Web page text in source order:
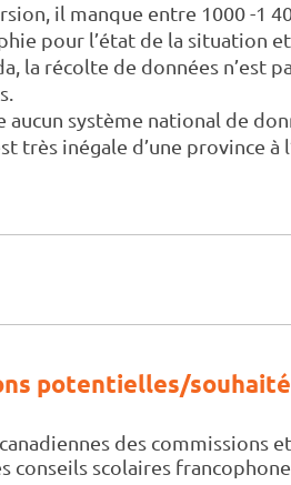
il manque entre 1000 -1
pour l’état de la situation
la récolte de données n’est
aucun système national de
très inégale d’une province à
potentielles/
des commissions
conseils scolaires